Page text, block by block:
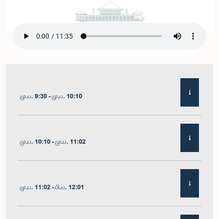
மு.ப. 9:30 - மு.ப. 10:10
மு.ப. 10:10 - மு.ப. 11:02
மு.ப. 11:02 - பி.ப. 12:01